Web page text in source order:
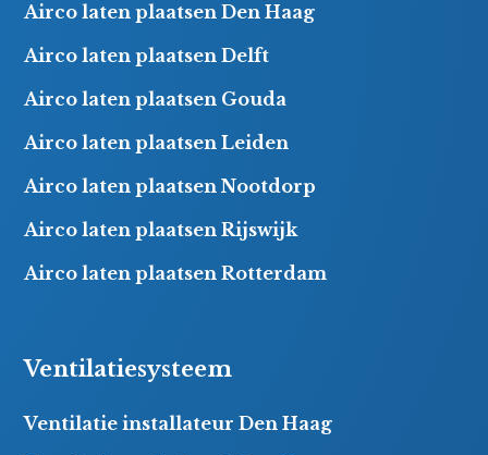
Airco laten plaatsen Den Haag
Airco laten plaatsen Delft
Airco laten plaatsen Gouda
Airco laten plaatsen Leiden
Airco laten plaatsen Nootdorp
Airco laten plaatsen Rijswijk
Airco laten plaatsen Rotterdam
Ventilatiesysteem
Ventilatie installateur Den Haag